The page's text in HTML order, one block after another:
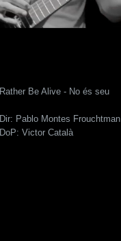
Rather Be Alive - No és seu
Dir: Pablo Montes Frouchtman
DoP: Victor Català